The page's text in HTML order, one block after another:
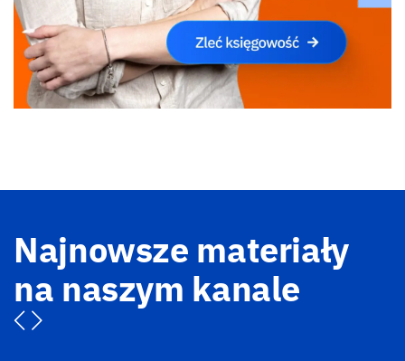
Najnowsze materiały
na naszym kanale